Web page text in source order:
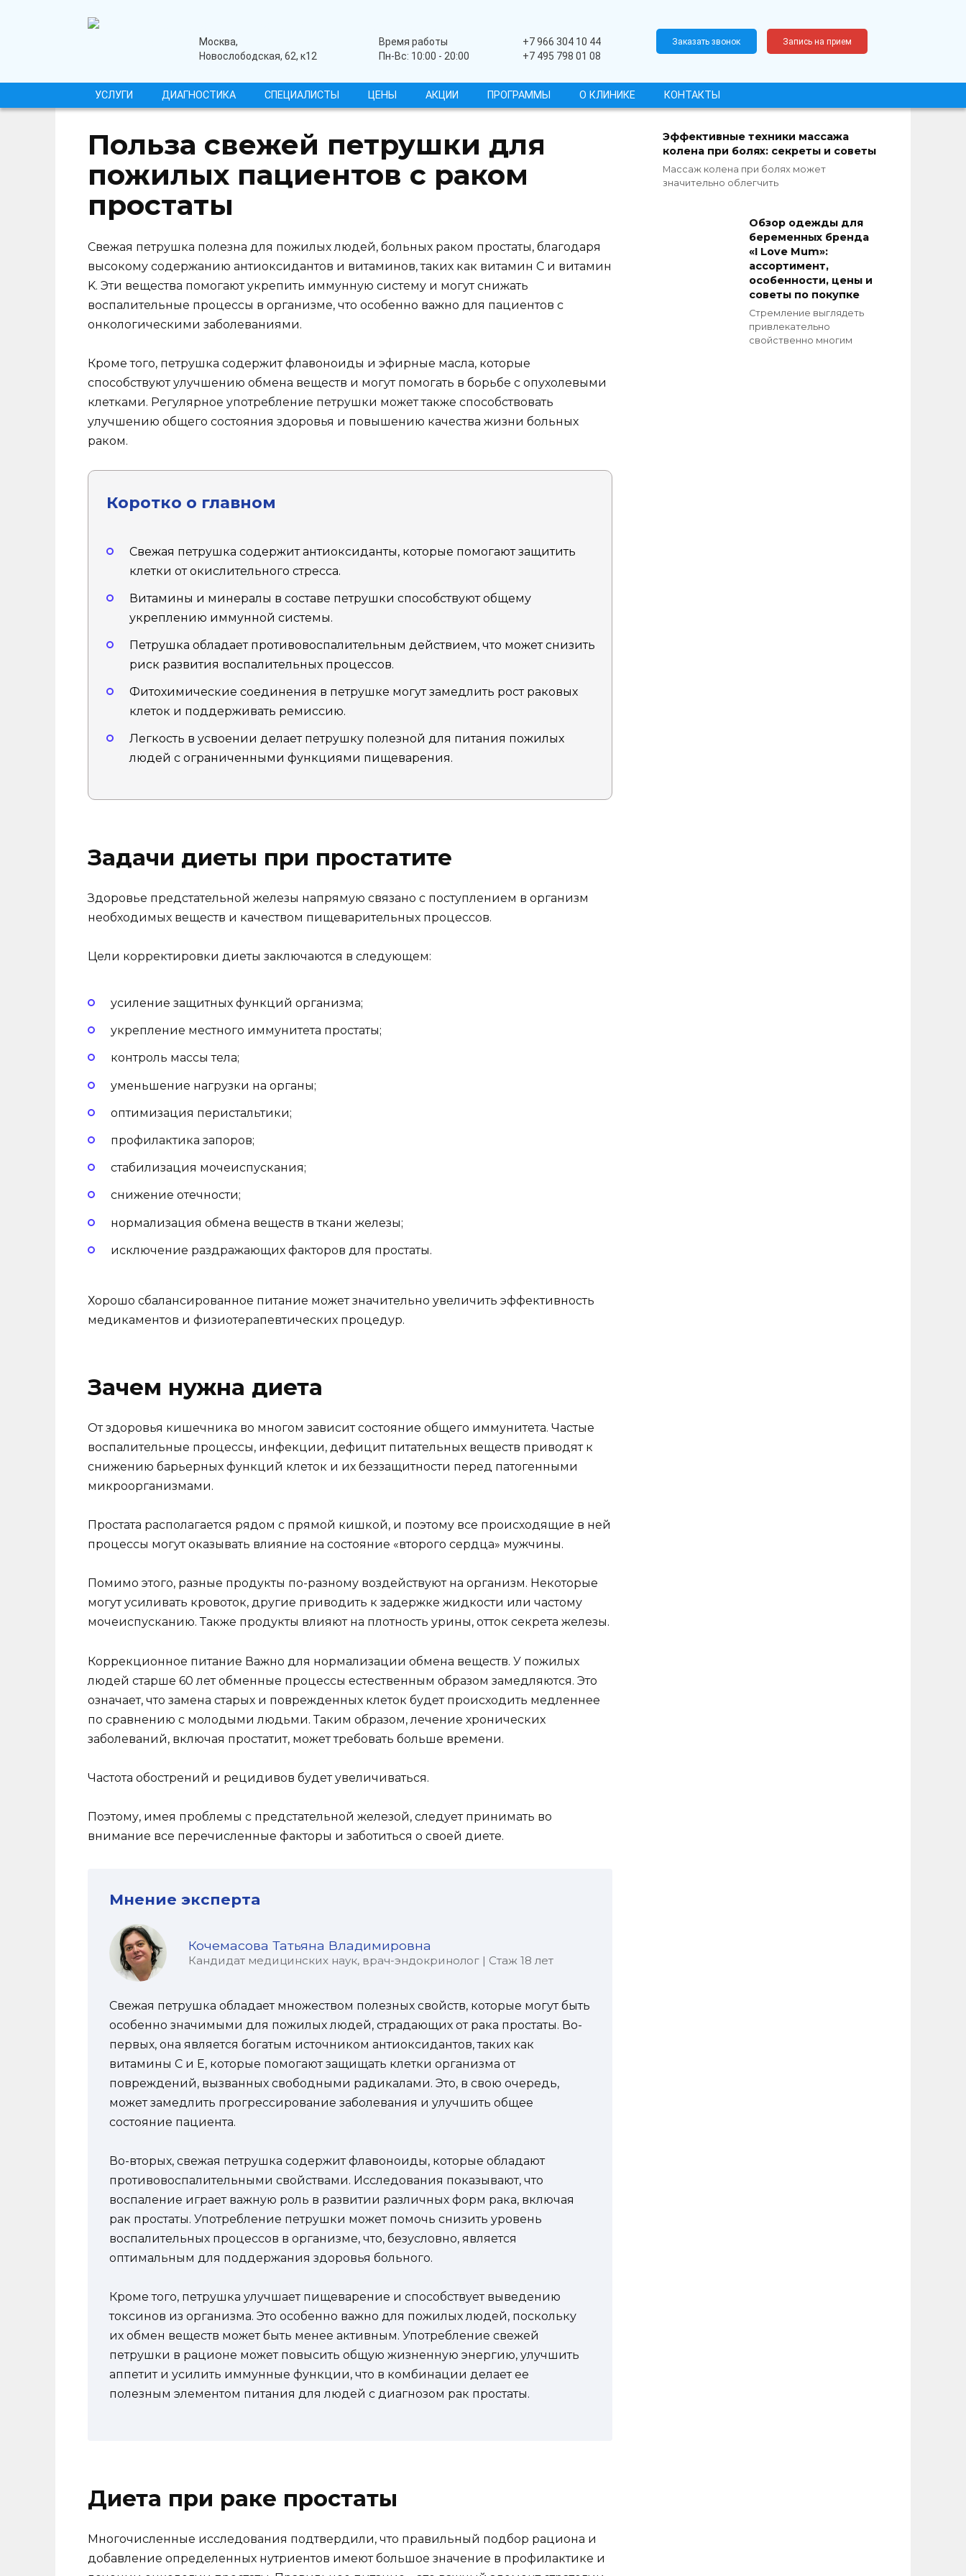
медицинский центрМосква,
Новослободская, 62, к12
Время работы
Пн-Вс: 10:00 - 20:00
+7 966 304 10 44
+7 495 798 01 08
Заказать звонок Запись на прием
УСЛУГИ ДИАГНОСТИКА СПЕЦИАЛИСТЫ ЦЕНЫ АКЦИИ ПРОГРАММЫ О КЛИНИКЕ КОНТАКТЫ
Польза свежей петрушки для
пожилых пациентов с раком
простаты
Свежая петрушка полезна для пожилых людей, больных раком простаты, благодаря
высокому содержанию антиоксидантов и витаминов, таких как витамин C и витамин
K. Эти вещества помогают укрепить иммунную систему и могут снижать
воспалительные процессы в организме, что особенно важно для пациентов с
онкологическими заболеваниями.
Кроме того, петрушка содержит флавоноиды и эфирные масла, которые
способствуют улучшению обмена веществ и могут помогать в борьбе с опухолевыми
клетками. Регулярное употребление петрушки может также способствовать
улучшению общего состояния здоровья и повышению качества жизни больных
раком.
Коротко о главном
Свежая петрушка содержит антиоксиданты, которые помогают защитить
клетки от окислительного стресса.
Витамины и минералы в составе петрушки способствуют общему
укреплению иммунной системы.
Петрушка обладает противовоспалительным действием, что может снизить
риск развития воспалительных процессов.
Фитохимические соединения в петрушке могут замедлить рост раковых
клеток и поддерживать ремиссию.
Легкость в усвоении делает петрушку полезной для питания пожилых
людей с ограниченными функциями пищеварения.
Задачи диеты при простатите
Здоровье предстательной железы напрямую связано с поступлением в организм
необходимых веществ и качеством пищеварительных процессов.
Цели корректировки диеты заключаются в следующем:
усиление защитных функций организма;
укрепление местного иммунитета простаты;
контроль массы тела;
уменьшение нагрузки на органы;
оптимизация перистальтики;
профилактика запоров;
стабилизация мочеиспускания;
снижение отечности;
нормализация обмена веществ в ткани железы;
исключение раздражающих факторов для простаты.
Хорошо сбалансированное питание может значительно увеличить эффективность
медикаментов и физиотерапевтических процедур.
Зачем нужна диета
От здоровья кишечника во многом зависит состояние общего иммунитета. Частые
воспалительные процессы, инфекции, дефицит питательных веществ приводят к
снижению барьерных функций клеток и их беззащитности перед патогенными
микроорганизмами.
Простата располагается рядом с прямой кишкой, и поэтому все происходящие в ней
процессы могут оказывать влияние на состояние «второго сердца» мужчины.
Помимо этого, разные продукты по-разному воздействуют на организм. Некоторые
могут усиливать кровоток, другие приводить к задержке жидкости или частому
мочеиспусканию. Также продукты влияют на плотность урины, отток секрета железы.
Коррекционное питание Важно для нормализации обмена веществ. У пожилых
людей старше 60 лет обменные процессы естественным образом замедляются. Это
означает, что замена старых и поврежденных клеток будет происходить медленнее
по сравнению с молодыми людьми. Таким образом, лечение хронических
заболеваний, включая простатит, может требовать больше времени.
Частота обострений и рецидивов будет увеличиваться.
Поэтому, имея проблемы с предстательной железой, следует принимать во
внимание все перечисленные факторы и заботиться о своей диете.
Мнение эксперта
Кочемасова Татьяна Владимировна
Кандидат медицинских наук, врач-эндокринолог | Стаж 18 лет
Свежая петрушка обладает множеством полезных свойств, которые могут быть
особенно значимыми для пожилых людей, страдающих от рака простаты. Во-
первых, она является богатым источником антиоксидантов, таких как
витамины C и E, которые помогают защищать клетки организма от
повреждений, вызванных свободными радикалами. Это, в свою очередь,
может замедлить прогрессирование заболевания и улучшить общее
состояние пациента.
Во-вторых, свежая петрушка содержит флавоноиды, которые обладают
противовоспалительными свойствами. Исследования показывают, что
воспаление играет важную роль в развитии различных форм рака, включая
рак простаты. Употребление петрушки может помочь снизить уровень
воспалительных процессов в организме, что, безусловно, является
оптимальным для поддержания здоровья больного.
Кроме того, петрушка улучшает пищеварение и способствует выведению
токсинов из организма. Это особенно важно для пожилых людей, поскольку
их обмен веществ может быть менее активным. Употребление свежей
петрушки в рационе может повысить общую жизненную энергию, улучшить
аппетит и усилить иммунные функции, что в комбинации делает ее
полезным элементом питания для людей с диагнозом рак простаты.
Диета при раке простаты
Многочисленные исследования подтвердили, что правильный подбор рациона и
добавление определенных нутриентов имеют большое значение в профилактике и
Эффективные техники массажа
колена при болях: секреты и советы
Массаж колена при болях может
значительно облегчить
Обзор одежды для
беременных бренда
«‎I Love Mum»:
ассортимент,
особенности, цены и
советы по покупке
Стремление выглядеть
привлекательно
свойственно многим